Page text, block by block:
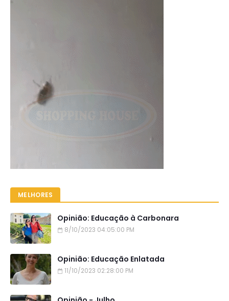
MELHORES
Opinião: Educação à Carbonara
8/10/2023 04:05:00 PM
Opinião: Educação Enlatada
11/10/2023 02:28:00 PM